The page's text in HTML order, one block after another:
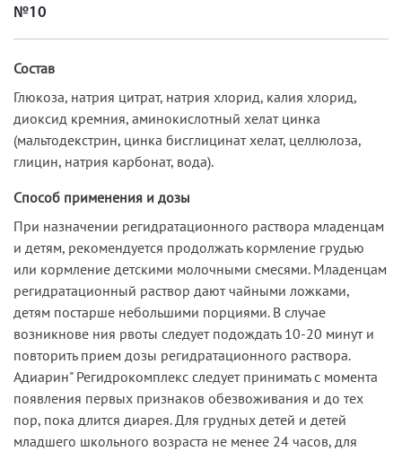
№10
Состав
Глюкоза, натрия цитрат, натрия хлорид, калия хлорид,
диоксид кремния, аминокислотный хелат цинка
(мальтодекстрин, цинка бисглицинат хелат, целлюлоза,
глицин, натрия карбонат, вода).
Способ применения и дозы
При назначении регидратационного раствора младенцам
и детям, рекомендуется продолжать кормление грудью
или кормление детскими молочными смесями. Младенцам
регидратационный раствор дают чайными ложками,
детям постарше небольшими порциями. В случае
возникнове ния рвоты следует подождать 10-20 минут и
повторить прием дозы регидратационного раствора.
Адиарин" Регидрокомплекс следует принимать с момента
появления первых признаков обезвоживания и до тех
пор, пока длится диарея. Для грудных детей и детей
младшего школьного возраста не менее 24 часов, для